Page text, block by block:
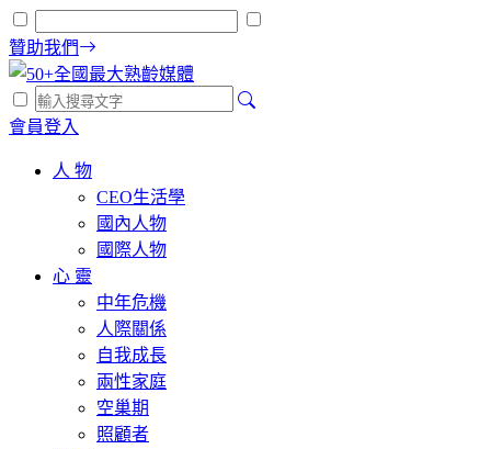
贊助我們
會員登入
人 物
CEO生活學
國內人物
國際人物
心 靈
中年危機
人際關係
自我成長
兩性家庭
空巢期
照顧者